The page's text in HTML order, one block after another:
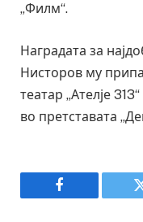
„Филм“.
Наградата за
Нисторов му
театар „Ателје
во претставата
Facebook